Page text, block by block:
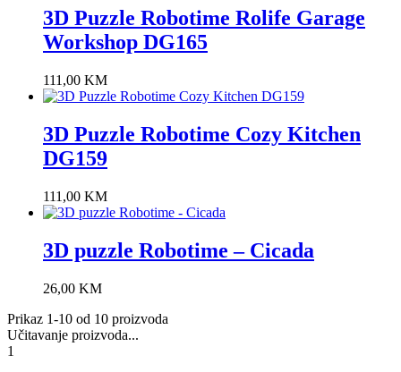
3D Puzzle Robotime Rolife Garage
Workshop DG165
111,00 KM
3D Puzzle Robotime Cozy Kitchen
DG159
111,00 KM
3D puzzle Robotime – Cicada
26,00 KM
Prikaz 1-10 od 10 proizvoda
Učitavanje proizvoda...
1